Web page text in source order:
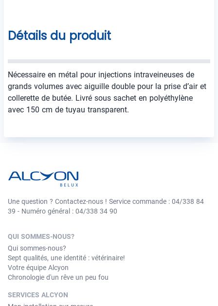
Détails du produit
Nécessaire en métal pour injections intraveineuses de
grands volumes avec aiguille double pour la prise d’air et
collerette de butée. Livré sous sachet en polyéthylène
avec 150 cm de tuyau transparent.
Une question ? Contactez-nous ! Service commande : 04/338 84
39 - Numéro général : 04/338 34 90
QUI SOMMES-NOUS?
Qui sommes-nous?
Sept qualités, une identité : vétérinaire!
Votre équipe Alcyon
Chronologie d'un rêve un peu fou
SERVICES ALCYON